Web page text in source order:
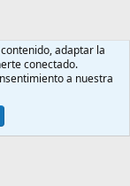
Ayuda
Ltd.
adaptar la
conectado.
a nuestra